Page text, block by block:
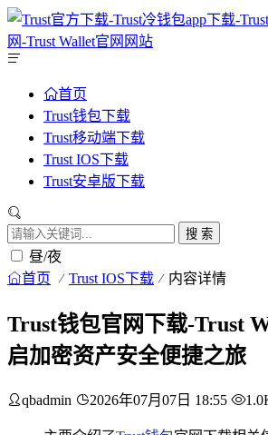
首页
Trust钱包下载
Trust移动端下载
Trust IOS下载
Trust安卓版下载
搜 索
昼/夜
首页 Trust IOS下载 内容详情
Trust钱包官网下载-Trust
启加密资产安全便捷之旅
qbadmin 2026年07月07日 18:55